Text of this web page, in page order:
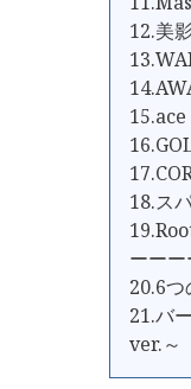
12.美
18.ス
ーーー
20.6つ
21.バ
ver.～